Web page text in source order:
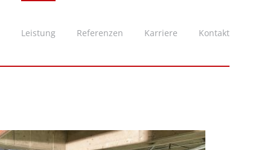
Leistung Referenzen Karriere Kontakt